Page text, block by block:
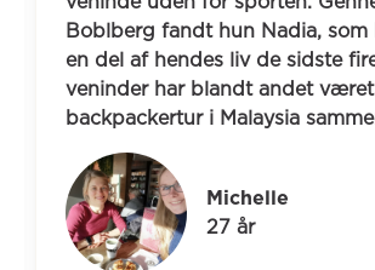
Boblberg fandt hun Nadia,
en del af hendes liv de sidste
veninder har blandt andet
backpackertur i Malaysia
Michelle
27 år